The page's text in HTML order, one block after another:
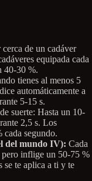
de un cadáver
equipada cada
40-30 %.
tienes al menos 5
automáticamente a
5-15 s.
suerte: Hasta un 10-
2,5 s. Los
cada segundo.
del mundo IV): Cada
pero inflige un 50-75 %
se te aplica a ti y te